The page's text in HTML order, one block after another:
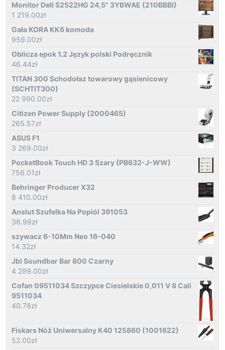
Monitor Dell S2522HG 24,5" 3YBWAE (210BBBI)
1 219.00zł
Gała KORA KK6 komoda
959.00zł
Oblicza epok 1.2 Język polski Podręcznik
46.44zł
TITAN 300 Schodołaz towarowy gąsienicowy
(SCHTIT300)
22 990.00zł
Citizen Power Supply (2000465)
265.57zł
ASUS F1
3 269.00zł
PocketBook Touch HD 3 Szary (PB632-J-WW)
756.01zł
Behringer Producer X32
8 410.00zł
Anslut Szufelka Na Popiól 391053
36.99zł
szywacz 6-10Mm Neo 16-040
14.32zł
Jbl Soundbar Bar 800 Czarny
4 299.00zł
Cofan 09511034 Szczypce Ciesielskie 0,011 V 8 Cali
9511034
40.78zł
Fiskars Nóż Uniwersalny K40 125860 (1001622)
52.00zł